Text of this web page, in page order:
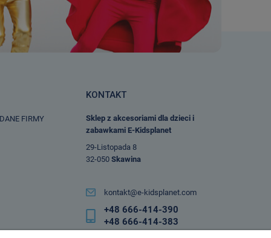
FIRMY
KONTAKT
Sklep z akcesoriami dla dzieci i
zabawkami E-Kidsplanet
29-Listopada 8
32-050 Skawina
kontakt@e-kidsplanet.com
+48 666-414-390
+48 666-414-383